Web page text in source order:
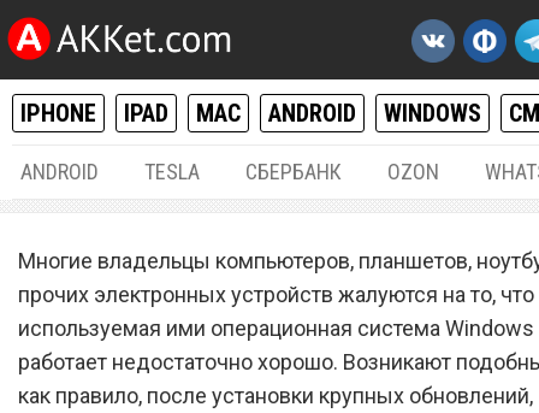
IPHONE IPAD MAC ANDROID WINDOWS
ANDROID TESLA СБЕРБАНК OZON
«Скрытая функция» в
10 повышает скорость
несколько раз
Многие владельцы компьютеров, планшетов,
прочих электронных устройств жалуются на то, что
используемая ими операционная система Windows
работает недостаточно хорошо. Возникают
как правило, после установки крупных обновлений,